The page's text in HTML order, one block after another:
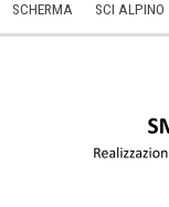
SCHERMA SCI ALPINO